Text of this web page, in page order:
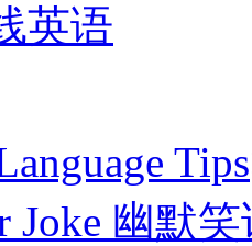
英语
Tips
Joke 幽默